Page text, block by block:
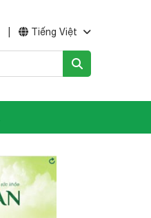
Tiếng Việt